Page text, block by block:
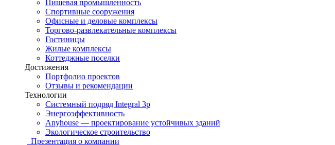
Пищевая промышленность
Спортивные сооружения
Офисные и деловые комплексы
Торгово-развлекательные комплексы
Гостиницы
Жилые комплексы
Коттеджные поселки
Достижения
Портфолио проектов
Отзывы и рекомендации
Технологии
Системный подряд Integral 3p
Энергоэффективность
Anyhouse — проектирование устойчивых зданий
Экологическое строительство
Презентация о компании